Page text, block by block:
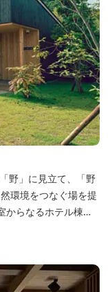
環境をつなぐ場を提
からなるホテル棟
のヴィラ6棟がござ